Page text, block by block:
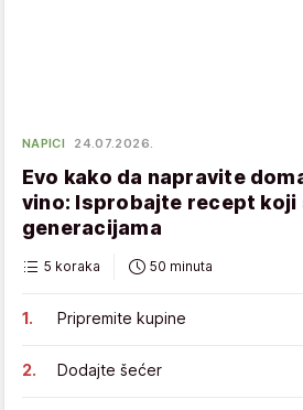
NAPICI 24.07.2026.
Evo kako da napravite
vino: Isprobajte recept koji
generacijama
5 koraka 50 minuta
Pripremite kupine
Dodajte šećer